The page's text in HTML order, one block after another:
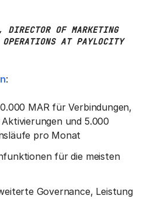
DIRECTOR OF MARKETING
AT PAYLOCITY
:
MAR für Verbindungen,
und 5.000
pro Monat
für die meisten
Governance, Leistung